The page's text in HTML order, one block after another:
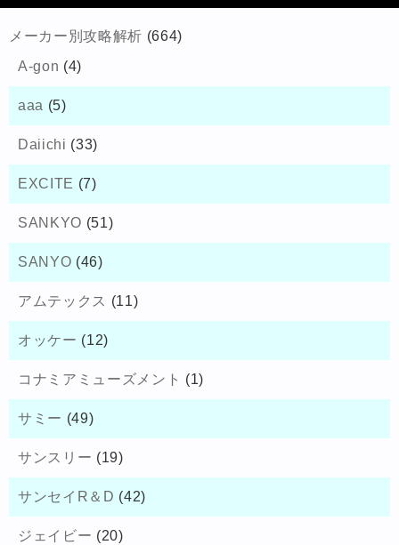
メーカー別攻略解析 (664)
A-gon (4)
aaa (5)
Daiichi (33)
EXCITE (7)
SANKYO (51)
SANYO (46)
アムテックス (11)
オッケー (12)
コナミアミューズメント (1)
サミー (49)
サンスリー (19)
サンセイR＆D (42)
ジェイビー (20)